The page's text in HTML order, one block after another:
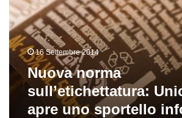
apre
uno
sportello
informativo
16 Settembre 2014
Nuova norma
sull’etichettatura:
apre uno sportello